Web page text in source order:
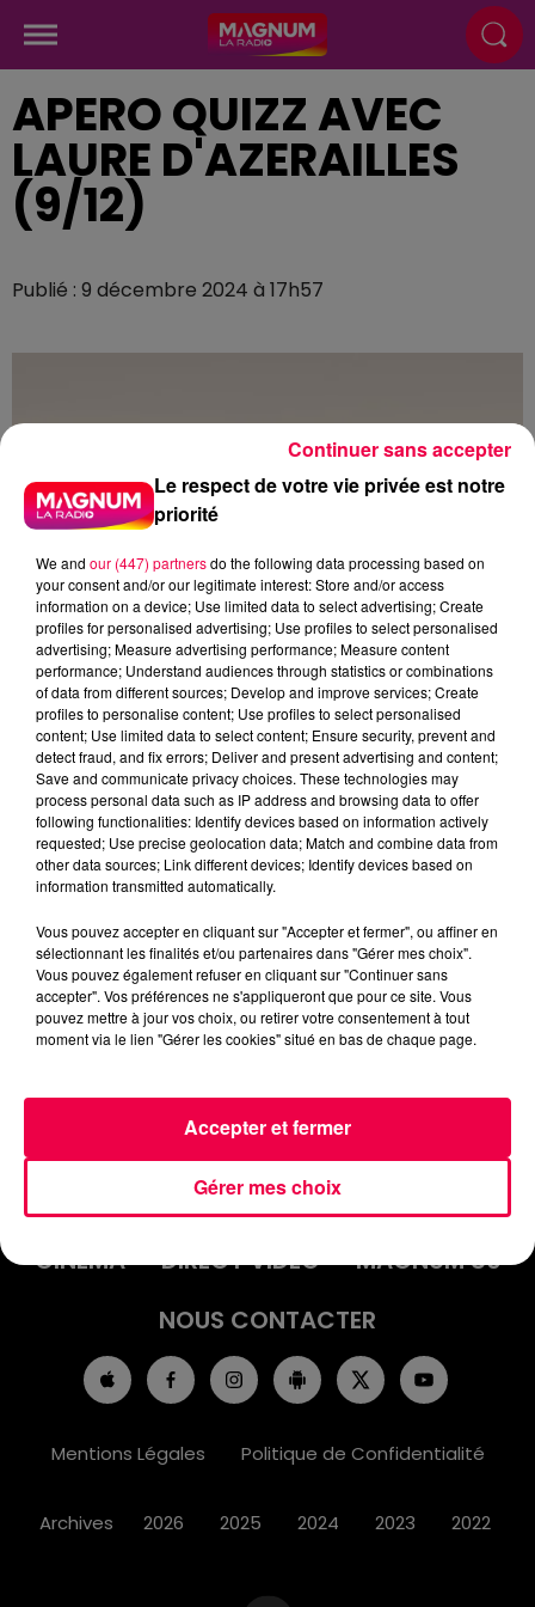
APERO QUIZZ AVEC
LAURE D'AZERAILLES
(9/12)
Publié : 9 décembre 2024 à 17h57
podcasts/2024/12/20241209-APERO-QUIZZ.mp3
INFOS
EMISSIONS
JEUX
PODCASTS
CINÉMA
DIRECT VIDÉO
MAGNUM 80
NOUS CONTACTER
Mentions Légales Politique de Confidentialité
Archives 2026 2025 2024 2023 2022
Le respect de votre vie privée est notre
priorité
We and our (447) partnersdo the following data processing based on
your consent and/or our legitimate interest: Store and/or access
information on a device; Use limited data to select advertising; Create
profiles for personalised advertising; Use profiles to select personalised
advertising; Measure advertising performance; Measure content
performance; Understand audiences through statistics or combinations
of data from different sources; Develop and improve services; Create
profiles to personalise content; Use profiles to select personalised
content; Use limited data to select content; Ensure security, prevent and
detect fraud, and fix errors; Deliver and present advertising and content;
Save and communicate privacy choices. These technologies may
process personal data such as IP address and browsing data to offer
following functionalities: Identify devices based on information actively
requested; Use precise geolocation data; Match and combine data from
other data sources; Link different devices; Identify devices based on
information transmitted automatically.
Vous pouvez accepter en cliquant sur "Accepter et fermer", ou affiner en
sélectionnant les finalités et/ou partenaires dans "Gérer mes choix".
Vous pouvez également refuser en cliquant sur "Continuer sans
accepter". Vos préférences ne s'appliqueront que pour ce site. Vous
pouvez mettre à jour vos choix, ou retirer votre consentement à tout
moment via le lien "Gérer les cookies" situé en bas de chaque page.
Gérer mes choix
Accepter et fermer
Continuer sans accepter